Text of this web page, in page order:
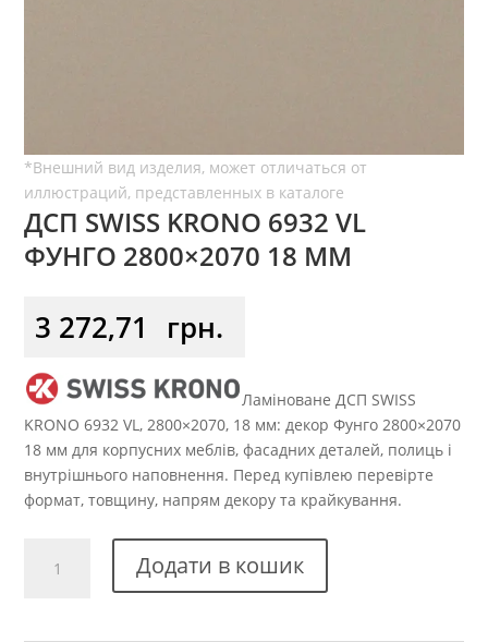
ДСП SWISS KRONO 6932 VL
ФУНГО 2800×2070 18 ММ
3 272,71 грн.
Ламіноване ДСП SWISS
KRONO 6932 VL, 2800×2070, 18 мм: декор Фунго 2800×2070
18 мм для корпусних меблів, фасадних деталей, полиць і
внутрішнього наповнення. Перед купівлею перевірте
формат, товщину, напрям декору та крайкування.
SWISS
Додати в кошик